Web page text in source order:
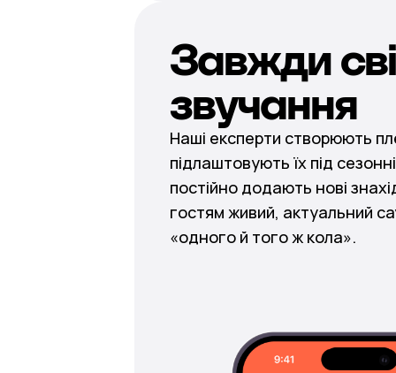
Завжди
звучання
Наші експерти створюють
підлаштовують їх під
постійно додають нові
гостям живий, актуальний
«одного й того ж кола».